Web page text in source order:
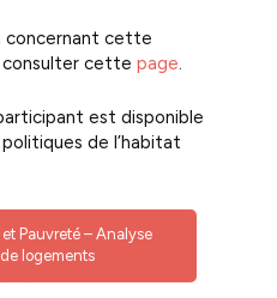
concernant cette
consulter cettepage.
est disponible
de l’habitat
Pauvreté – Analyse
logements